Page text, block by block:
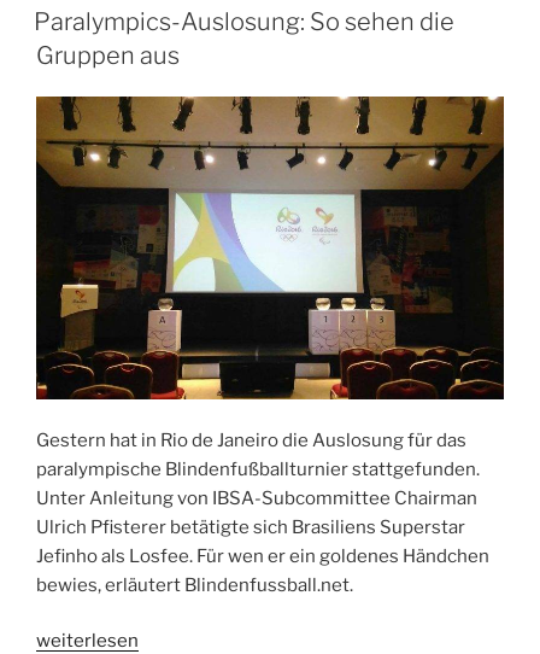
AM
Paralympics-Auslosung: So sehen die
Gruppen aus
Gestern hat in Rio de Janeiro die Auslosung für das
paralympische Blindenfußballturnier stattgefunden.
Unter Anleitung von IBSA-Subcommittee Chairman
Ulrich Pfisterer betätigte sich Brasiliens Superstar
Jefinho als Losfee. Für wen er ein goldenes Händchen
bewies, erläutert Blindenfussball.net.
„Paralympics-
weiterlesen